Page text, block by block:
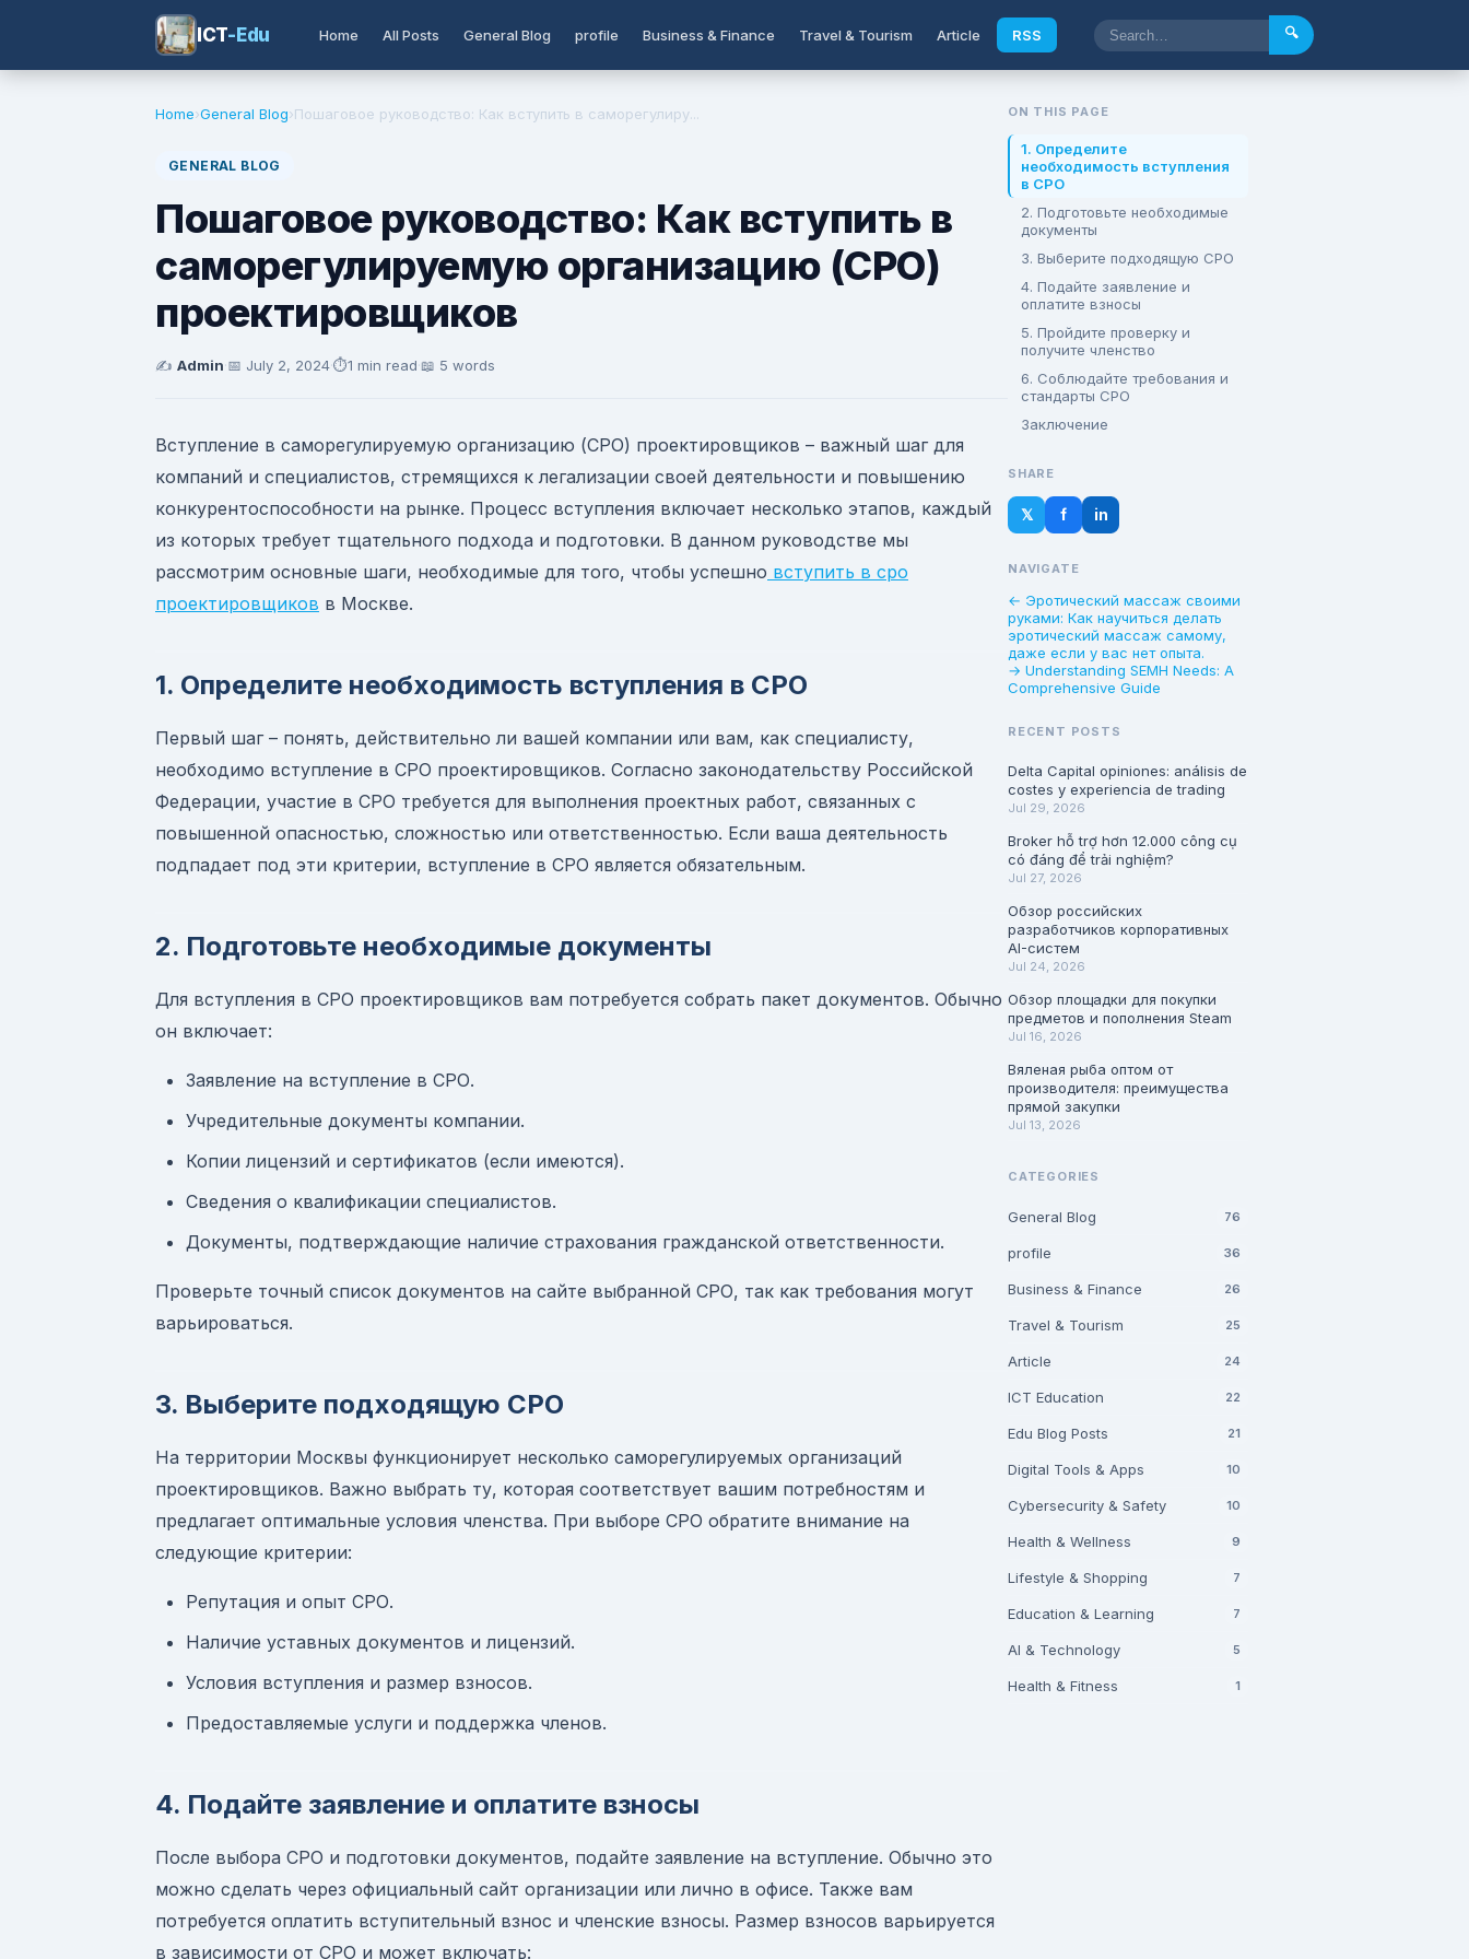
ICT-Edu Home All Posts General Blog profile Business & Finance Travel & Tourism Article RSS 🔍
Home›General Blog›Пошаговое руководство: Как вступить в саморегулиру...
GENERAL BLOG
Пошаговое руководство: Как вступить в
саморегулируемую организацию (СРО)
проектировщиков
✍️ Admin·📅 July 2, 2024·⏱️1 min read·📖 5 words
Вступление в саморегулируемую организацию (СРО) проектировщиков – важный шаг для
компаний и специалистов, стремящихся к легализации своей деятельности и повышению
конкурентоспособности на рынке. Процесс вступления включает несколько этапов, каждый
из которых требует тщательного подхода и подготовки. В данном руководстве мы
рассмотрим основные шаги, необходимые для того, чтобы успешно вступить в сро
проектировщиков в Москве.
1. Определите необходимость вступления в СРО
Первый шаг – понять, действительно ли вашей компании или вам, как специалисту,
необходимо вступление в СРО проектировщиков. Согласно законодательству Российской
Федерации, участие в СРО требуется для выполнения проектных работ, связанных с
повышенной опасностью, сложностью или ответственностью. Если ваша деятельность
подпадает под эти критерии, вступление в СРО является обязательным.
2. Подготовьте необходимые документы
Для вступления в СРО проектировщиков вам потребуется собрать пакет документов. Обычно
он включает:
Заявление на вступление в СРО.
Учредительные документы компании.
Копии лицензий и сертификатов (если имеются).
Сведения о квалификации специалистов.
Документы, подтверждающие наличие страхования гражданской ответственности.
Проверьте точный список документов на сайте выбранной СРО, так как требования могут
варьироваться.
3. Выберите подходящую СРО
На территории Москвы функционирует несколько саморегулируемых организаций
проектировщиков. Важно выбрать ту, которая соответствует вашим потребностям и
предлагает оптимальные условия членства. При выборе СРО обратите внимание на
следующие критерии:
Репутация и опыт СРО.
Наличие уставных документов и лицензий.
Условия вступления и размер взносов.
Предоставляемые услуги и поддержка членов.
4. Подайте заявление и оплатите взносы
После выбора СРО и подготовки документов, подайте заявление на вступление. Обычно это
можно сделать через официальный сайт организации или лично в офисе. Также вам
потребуется оплатить вступительный взнос и членские взносы. Размер взносов варьируется
в зависимости от СРО и может включать:
ON THIS PAGE
1. Определите
необходимость вступления
в СРО
2. Подготовьте необходимые
документы
3. Выберите подходящую СРО
4. Подайте заявление и
оплатите взносы
5. Пройдите проверку и
получите членство
6. Соблюдайте требования и
стандарты СРО
Заключение
SHARE
𝕏 f in
NAVIGATE
← Эротический массаж своими
руками: Как научиться делать
эротический массаж самому,
даже если у вас нет опыта.
→ Understanding SEMH Needs: A
Comprehensive Guide
RECENT POSTS
Delta Capital opiniones: análisis de
costes y experiencia de trading
Jul 29, 2026
Broker hỗ trợ hơn 12.000 công cụ
có đáng để trải nghiệm?
Jul 27, 2026
Обзор российских
разработчиков корпоративных
AI-систем
Jul 24, 2026
Обзор площадки для покупки
предметов и пополнения Steam
Jul 16, 2026
Вяленая рыба оптом от
производителя: преимущества
прямой закупки
Jul 13, 2026
CATEGORIES
General Blog 76
profile 36
Business & Finance 26
Travel & Tourism 25
Article 24
ICT Education 22
Edu Blog Posts 21
Digital Tools & Apps 10
Cybersecurity & Safety 10
Health & Wellness 9
Lifestyle & Shopping 7
Education & Learning 7
AI & Technology 5
Health & Fitness 1